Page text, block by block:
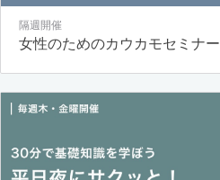
隔週開催
女性のためのカウカモセミナー